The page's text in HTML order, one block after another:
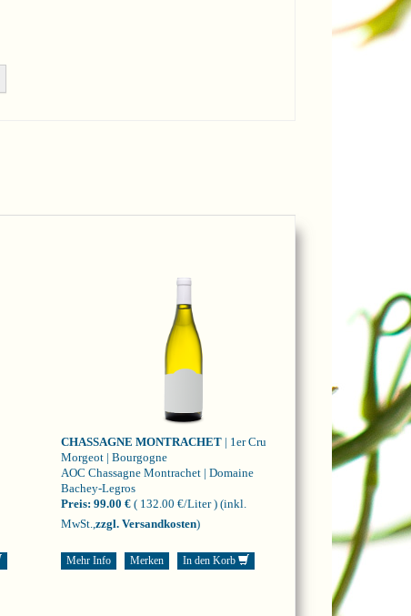
CHASSAGNE MONTRACHET | 1er Cru
Morgeot | Bourgogne
AOC Chassagne Montrachet | Domaine
Bachey-Legros
Preis: 99.00 € ( 132.00 €/Liter ) (inkl.
MwSt., zzgl. Versandkosten)
Mehr Info Merken In den Korb